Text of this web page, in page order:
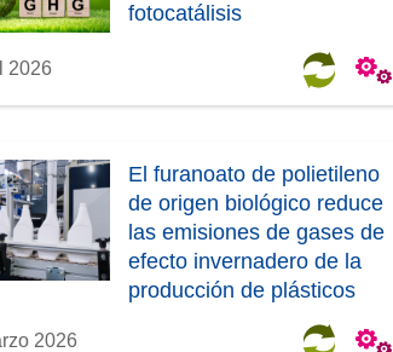
fotocatálisis
2026
El furanoato de polietileno
de origen biológico reduce
las emisiones de gases de
efecto invernadero de la
producción de plásticos
2026